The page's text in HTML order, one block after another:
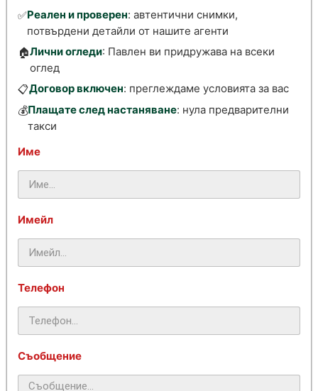
✅Реален и проверен: автентични снимки,
потвърдени детайли от нашите агенти
🏠Лични огледи: Павлен ви придружава на всеки
оглед
📋Договор включен: преглеждаме условията за вас
💰Плащате след настаняване: нула предварителни
такси
Име
Имейл
Телефон
Съобщение